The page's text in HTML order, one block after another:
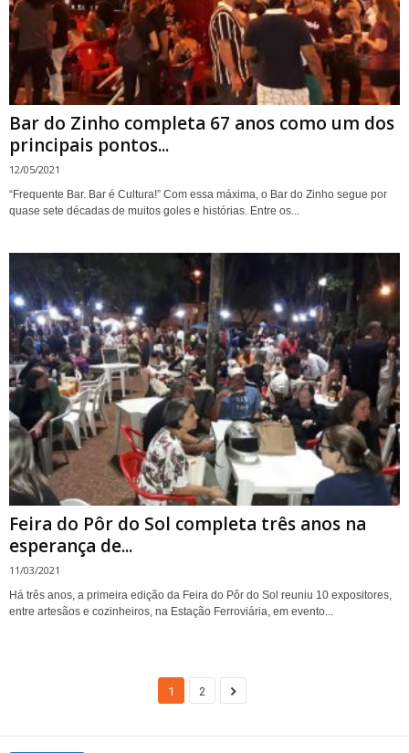
Bar do Zinho completa 67 anos como um dos
principais pontos...
12/05/2021
“Frequente Bar. Bar é Cultura!” Com essa máxima, o Bar do Zinho segue por
quase sete décadas de muitos goles e histórias. Entre os...
Feira do Pôr do Sol completa três anos na
esperança de...
11/03/2021
Há três anos, a primeira edição da Feira do Pôr do Sol reuniu 10 expositores,
entre artesãos e cozinheiros, na Estação Ferroviária, em evento...
1 2